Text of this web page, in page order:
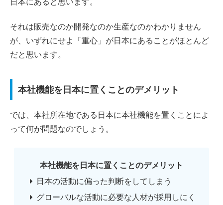
それは販売なのか開発なのか生産なのかわかりません
が、いずれにせよ「重心」が日本にあることがほとんど
だと思います。
本社機能を日本に置くことのデメリット
では、本社所在地である日本に本社機能を置くことによ
って何が問題なのでしょう。
本社機能を日本に置くことのデメリット
日本の活動に偏った判断をしてしまう
グローバルな活動に必要な人材が採用しにく